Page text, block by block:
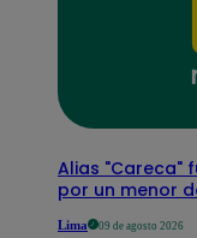
Alias "Careca"
por un menor
Lima 09 de agosto 2026